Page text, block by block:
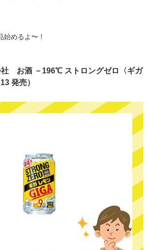
めるよ〜！
社 お酒 －196℃ ストロングゼロ〈ギガ
発売）